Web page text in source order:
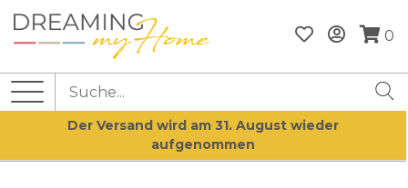
0
Der Versand wird am 31. August wieder
aufgenommen